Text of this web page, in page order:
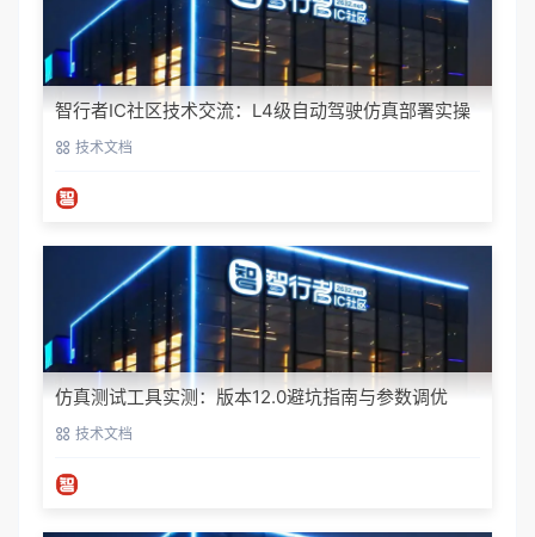
智行者IC社区技术交流：L4级自动驾驶仿真部署实操
指南技术文档
仿真测试工具实测：版本12.0避坑指南与参数调优
技术文档